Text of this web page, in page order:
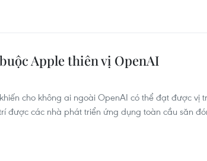
Apple thiên vị OpenAI
cho không ai ngoài OpenAI có thể đạt được vị
được các nhà phát triển ứng dụng toàn cầu săn